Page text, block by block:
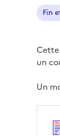
Fin
un
Un